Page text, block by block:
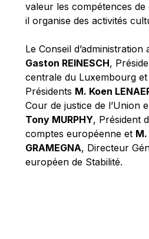
Paolo Mengozzi
Paschal Donohoe
Pat Cox
Patrizia Nanz
Philippe Maystadt
Pierre Gramegna
Richard Pelly
Robert Goebbels
Robert REYNDERS
valeur les compétences de
il organise des activités
Le Conseil
Gaston REINESCH,
centrale du Luxembourg
Présidents M. Koen
Cour de justice de l’Union
Tony MURPHY, Président
comptes européenne et
GRAMEGNA, Directeur
européen de Stabilité.